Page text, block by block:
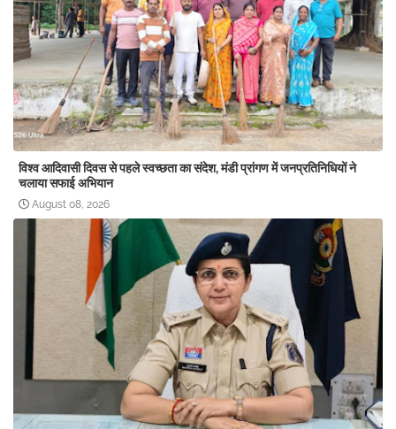
विश्व आदिवासी दिवस से पहले स्वच्छता का संदेश, मंडी प्रांगण में जनप्रतिनिधियों ने
चलाया सफाई अभियान
August 08, 2026